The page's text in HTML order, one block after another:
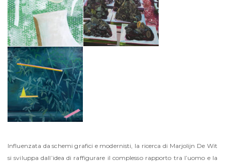
Influenzata da schemi grafici e modernisti, la ricerca di Marjolijn De Wit
si sviluppa dall’idea di raffigurare il complesso rapporto tra l’uomo e la